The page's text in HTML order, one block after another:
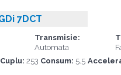
7DCT
Transmisie:
Automata
Cuplu: 253 Consum: 5.5